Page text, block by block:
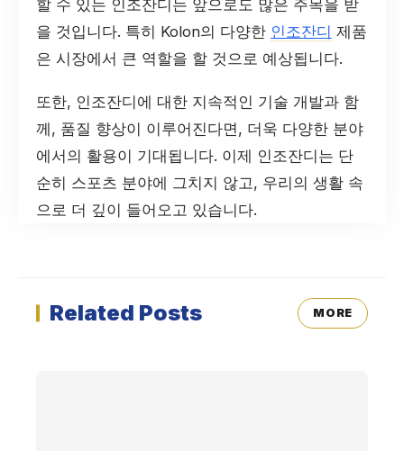
할 수 있는 인조잔디는 앞으로도 많은 주목을 받
을 것입니다. 특히 Kolon의 다양한 인조잔디 제품
은 시장에서 큰 역할을 할 것으로 예상됩니다.
또한, 인조잔디에 대한 지속적인 기술 개발과 함
께, 품질 향상이 이루어진다면, 더욱 다양한 분야
에서의 활용이 기대됩니다. 이제 인조잔디는 단
순히 스포츠 분야에 그치지 않고, 우리의 생활 속
으로 더 깊이 들어오고 있습니다.
Related Posts MORE